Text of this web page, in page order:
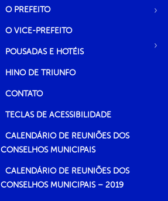
O PREFEITO
O VICE-PREFEITO
POUSADAS E HOTÉIS
HINO DE TRIUNFO
CONTATO
TECLAS DE ACESSIBILIDADE
CALENDÁRIO DE REUNIÕES DOS
CONSELHOS MUNICIPAIS
CALENDÁRIO DE REUNIÕES DOS
CONSELHOS MUNICIPAIS – 2019